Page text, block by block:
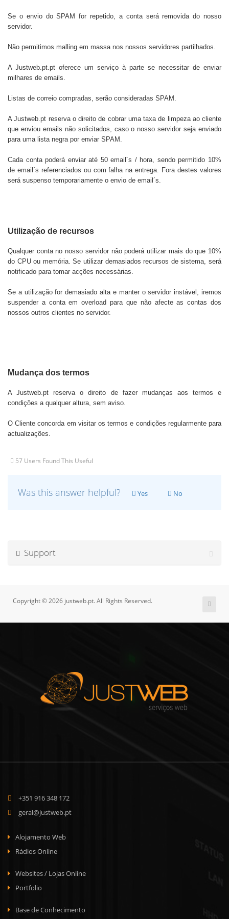
Se o envio do SPAM for repetido, a conta será removida do nosso
servidor.
Não permitimos malling em massa nos nossos servidores partilhados.
A Justweb.pt.pt oferece um serviço à parte se necessitar de enviar
milhares de emails.
Listas de correio compradas, serão consideradas SPAM.
AJustweb.pt reserva o direito de cobrar uma taxa de limpeza ao cliente
que enviou emails não solicitados, caso o nosso servidor seja enviado
para uma lista negra por enviar SPAM.
Cada conta poderá enviar até 50 email´s / hora, sendo permitido 10%
de email´s referenciados ou com falha na entrega. Fora destes valores
será suspenso temporariamente o envio de email´s.
Utilização de recursos
Qualquer conta no nosso servidor não poderá utilizar mais do que 10%
do CPU ou memória. Se utilizar demasiados recursos de sistema, será
notificado para tomar acções necessárias.
Se a utilização for demasiado alta e manter o servidor instável, iremos
suspender a conta em overload para que não afecte as contas dos
nossos outros clientes no servidor.
Mudança dos termos
A Justweb.pt reserva o direito de fazer mudanças aos termos e
condições a qualquer altura, sem aviso.
O Cliente concorda em visitar os termos e condições regularmente para
actualizações.
57 Users Found This Useful
Was this answer helpful? Yes No
Support
Copyright © 2026 justweb.pt. All Rights Reserved.
+351 916 348 172
geral@justweb.pt
Alojamento Web
Rádios Online
Websites / Lojas Online
Portfolio
Base de Conhecimento